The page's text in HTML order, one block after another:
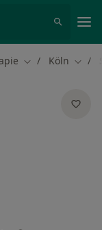
Stadt ändern
Köln Stadt